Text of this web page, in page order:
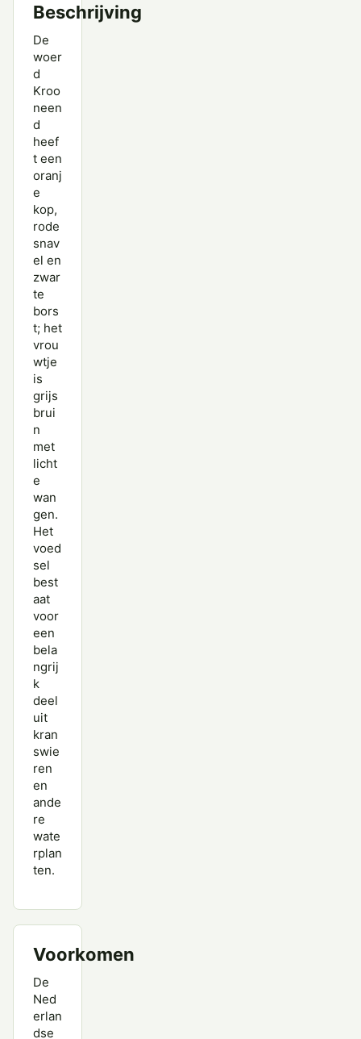
Beschrijving
De
woer
d
Kroo
neen
d
heef
t een
oranj
e
kop,
rode
snav
el en
zwar
te
bors
t; het
vrou
wtje
is
grijs
brui
n
met
licht
e
wan
gen.
Het
voed
sel
best
aat
voor
een
bela
ngrij
k
deel
uit
kran
swie
ren
en
ande
re
wate
rplan
ten.
Voorkomen
De
Ned
erlan
dse
Muskuseend